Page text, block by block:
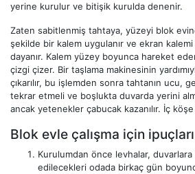
yerine kurulur ve bitişik kurulda denenir.
Zaten sabitlenmiş tahtaya, yüzeyi blok
şekilde bir kalem uygulanır ve ekran kalemi
dayanır. Kalem yüzey boyunca hareket
çizgi çizer. Bir taşlama makinesinin
çıkarılır, bu işlemden sonra tahtanın ucu,
tekrar etmeli ve boşlukta duvarda yerini
ancak yetenekler çabucak kazanılır. İç
Blok evle çalışma için ipuçları
Kurulumdan önce levhalar,
edilecekleri odada birkaç gün